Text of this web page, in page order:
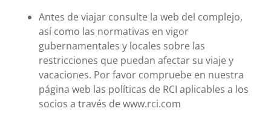
Antes de viajar consulte la web del complejo,
así como las normativas en vigor
gubernamentales y locales sobre las
restricciones que puedan afectar su viaje y
vacaciones. Por favor compruebe en nuestra
página web las políticas de RCI aplicables a los
socios a través de www.rci.com